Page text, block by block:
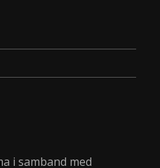
i samband med